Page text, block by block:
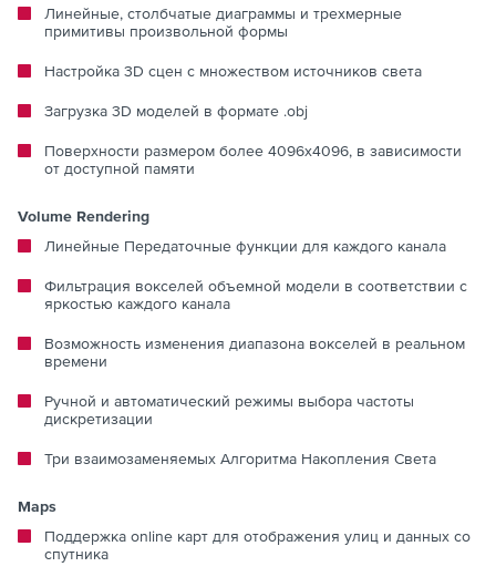
Линейные, столбчатые диаграммы и трехмерные
примитивы произвольной формы
Настройка 3D сцен с множеством источников света
Загрузка 3D моделей в формате .obj
Поверхности размером более 4096x4096, в зависимости
от доступной памяти
Volume Rendering
Линейные Передаточные функции для каждого канала
Фильтрация вокселей объемной модели в соответствии с
яркостью каждого канала
Возможность изменения диапазона вокселей в реальном
времени
Ручной и автоматический режимы выбора частоты
дискретизации
Три взаимозаменяемых Алгоритма Накопления Света
Maps
Поддержка online карт для отображения улиц и данных со
спутника